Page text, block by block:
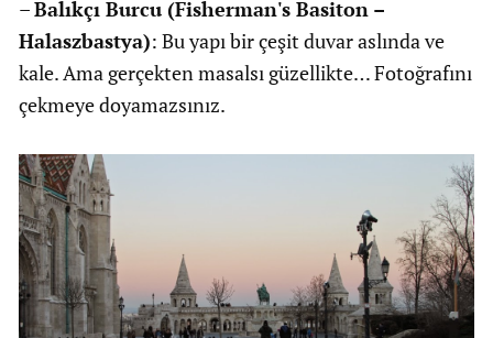
–Balıkçı Burcu (Fisherman's Basiton –
Halaszbastya): Bu yapı bir çeşit duvar aslında ve
kale. Ama gerçekten masalsı güzellikte… Fotoğrafını
çekmeye doyamazsınız.